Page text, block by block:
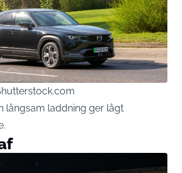
långsam laddning ger lågt